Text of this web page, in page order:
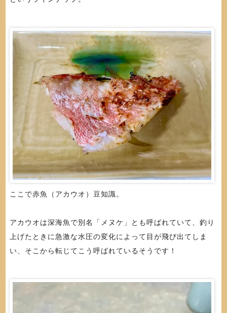
ここで赤魚（アカウオ）豆知識。
アカウオは深海魚で別名「メヌケ」とも呼ばれていて、釣り
上げたときに急激な水圧の変化によって目が飛び出てしま
い、そこから転じてこう呼ばれているそうです！